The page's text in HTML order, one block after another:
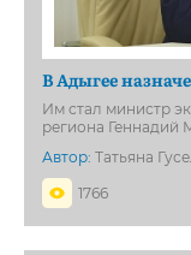
В Адыгее
Им стал министр
региона Геннадий
Автор: Татьяна
1766